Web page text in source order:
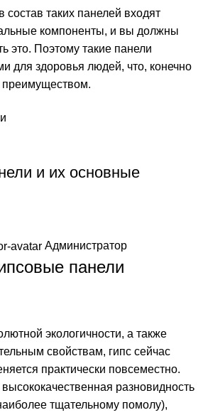
состав таких панелей входят
компоненты, и вы должны
это. Поэтому такие панели
для здоровья людей, что, конечно
и их основные
Администратор
панели
экологичности, а также
свойствам, гипс сейчас
практически повсеместно.
разновидность
тщательному помолу),